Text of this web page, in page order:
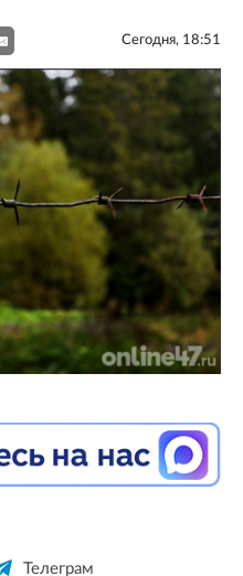
Сегодня, 18:51
Телеграм